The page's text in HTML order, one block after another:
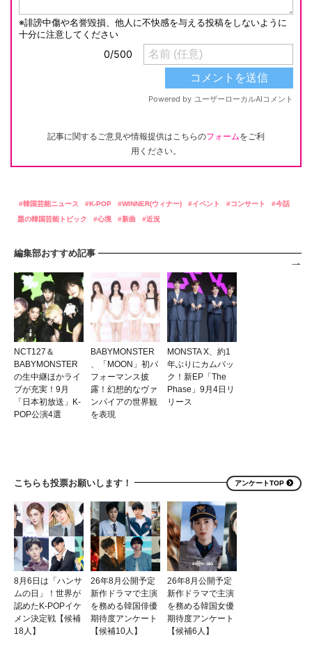
記事に関するご意見や情報提供はこちらのフォームをご利
用ください。
韓国芸能ニュース K-POP WINNER(ウィナー) イベント コンサート
今話
題の韓国芸能トピック
心境 新曲 近況
編集部おすすめ記事
NCT127＆
BABYMONSTER
の生中継ほかライ
ブが充実！9月
「日本初放送」K-
POP公演4選
BABYMONSTER
、「MOON」初パ
フォーマンス披
露！幻想的なヴァ
ンパイアの世界観
を表現
MONSTA X、約1
年ぶりにカムバッ
ク！新EP「The
Phase」9月4日リ
リース
こちらも投票お願いします！ アンケートTOP
8月6日は「ハンサ
ムの日」！世界が
認めたK-POPイケ
メン決定戦【候補
18人】
26年8月公開予定
新作ドラマで主演
を務める韓国俳優
期待度アンケート
【候補10人】
26年8月公開予定
新作ドラマで主演
を務める韓国女優
期待度アンケート
【候補6人】